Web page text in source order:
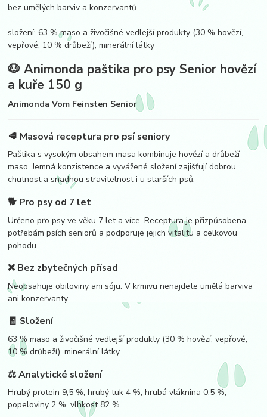
bez umělých barviv a konzervantů
složení: 63 % maso a živočišné vedlejší produkty (30 % hovězí,
vepřové, 10 % drůbeží), minerální látky
🐶 Animonda paštika pro psy Senior hovězí
a kuře 150 g
Animonda Vom Feinsten Senior
🥩 Masová receptura pro psí seniory
Paštika s vysokým obsahem masa kombinuje hovězí a drůbeží
maso. Jemná konzistence a vyvážené složení zajišťují dobrou
chutnost a snadnou stravitelnost i u starších psů.
🐕 Pro psy od 7 let
Určeno pro psy ve věku 7 let a více. Receptura je přizpůsobena
potřebám psích seniorů a podporuje jejich vitalitu a celkovou
pohodu.
❌ Bez zbytečných přísad
Neobsahuje obiloviny ani sóju. V krmivu nenajdete umělá barviva
ani konzervanty.
🧾 Složení
63 % maso a živočišné vedlejší produkty (30 % hovězí, vepřové,
10 % drůbeží), minerální látky.
⚖️ Analytické složení
Hrubý protein 9,5 %, hrubý tuk 4 %, hrubá vláknina 0,5 %,
popeloviny 2 %, vlhkost 82 %.